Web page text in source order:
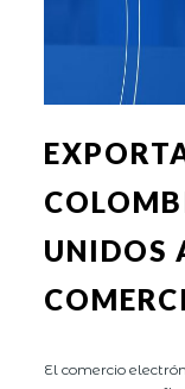
UNIDOS
El comercio